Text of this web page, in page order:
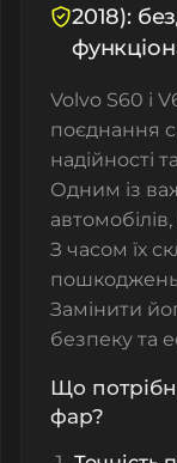
2018):
Volvo S60 і
поєднання
надійності
Одним із
З часом їх
пошкоджень
Замінити
безпеку та
Що
фар?